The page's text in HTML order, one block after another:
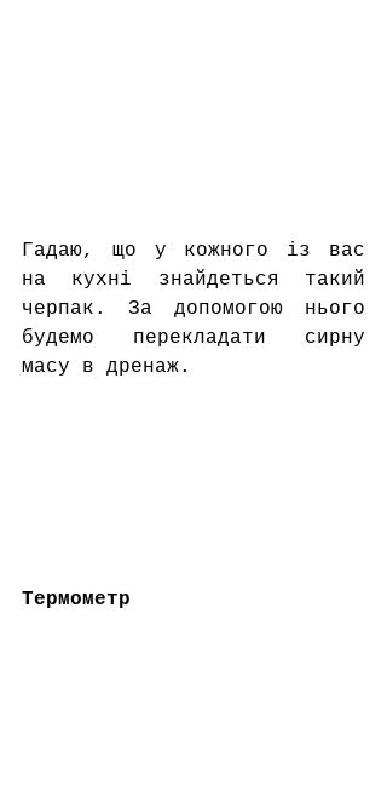
Гадаю, що у кожного із вас
на кухні знайдеться такий
черпак. За допомогою нього
будемо перекладати сирну
масу в дренаж.
Термометр